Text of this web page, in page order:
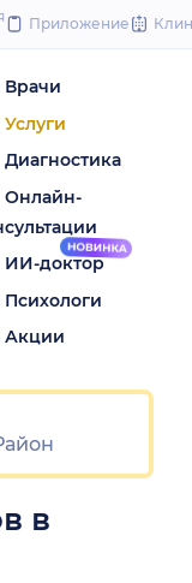
to
Приложение
Врачи
Услуги
Диагностика
Онлайн-
ИИ-доктор
Психологи
Акции
в